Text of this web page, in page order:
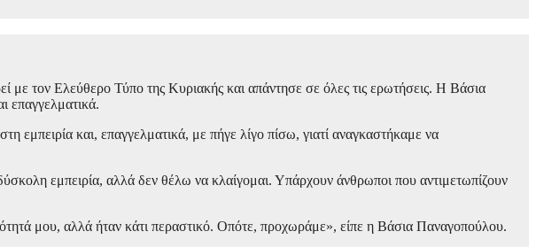
τον Ελεύθερο Τύπο της Κυριακής και απάντησε σε όλες τις ερωτήσεις. Η Βάσια
επαγγελματικά.
εμπειρία και, επαγγελματικά, με πήγε λίγο πίσω, γιατί αναγκαστήκαμε να
εμπειρία, αλλά δεν θέλω να κλαίγομαι. Υπάρχουν άνθρωποι που αντιμετωπίζουν
μου, αλλά ήταν κάτι περαστικό. Οπότε, προχωράμε», είπε η Βάσια Παναγοπούλου.